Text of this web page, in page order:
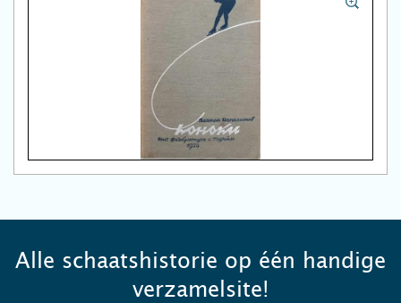
Alle schaatshistorie op één handige
verzamelsite!